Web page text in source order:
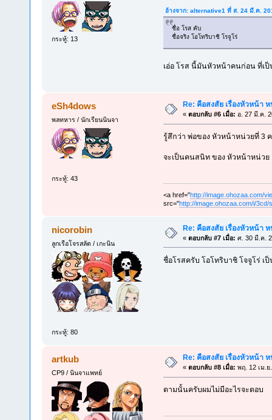
กระทู้: 13
อ้างจาก: alternative1 ที่ ส. 24 มี.ค.
ชื่อ โรส คับ
ชื่อจริง โอโทริบาชิ โรจูโร่
เอ่อ โรส นี้มันหัวหน้าคนก่อน ที่เป็
eSh4dows
พลทหาร / นักเรียนนินจา
กระทู้: 43
Re: คือสงสัย เรื่องหัวหน้า
« ตอบกลับ #6 เมื่อ: อ. 27 มี.ค.
รู้สึกว่า พ่อของ หัวหน้าหน่วยที่ 3
จะเป็นคนสนิท ของ หัวหน้าหน่วย
<a href="http://image.ohozaa.com/
src="http://image.ohozaa.com/i/3cd/
nicorobin
ลูกเรือโจรสลัด / เกะนิน
กระทู้: 80
Re: คือสงสัย เรื่องหัวหน้า
« ตอบกลับ #7 เมื่อ: ศ. 30 มี.ค.
ชื่อโรสครับ โอโทริบาชิ โจจูโร่ เ
artkub
CP9 / นินจาแพทย์
Re: คือสงสัย เรื่องหัวหน้า
« ตอบกลับ #8 เมื่อ: พฤ. 12 เม.ย
ตามนั้นครับผมไม่มีอะไรจะตอบ